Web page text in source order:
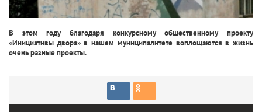
В этом году благодаря конкурсному общественному проекту
«Инициативы двора» в нашем муниципалитете воплощаются в жизнь
очень разные проекты.